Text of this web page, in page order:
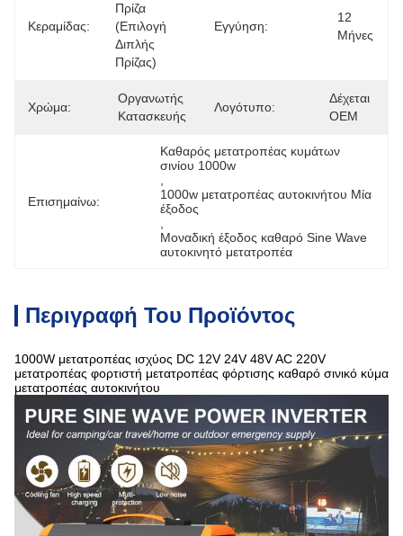
Κεραμίδας:
Πρίζα
(επιλογή
Διπλής
Πρίζας)
Εγγύηση:
12
Μήνες
Χρώμα:
Οργανωτής
Κατασκευής
Λογότυπο:
Δέχεται
OEM
Επισημαίνω:
Καθαρός μετατροπέας κυμάτων
σινίου 1000w
1000w μετατροπέας αυτοκινήτου Μία
έξοδος
Μοναδική έξοδος καθαρό Sine Wave
αυτοκινητό μετατροπέα
Περιγραφή Του Προϊόντος
1000W μετατροπέας ισχύος DC 12V 24V 48V AC 220V
μετατροπέας φορτιστή μετατροπέας φόρτισης καθαρό σινικό κύμα
μετατροπέας αυτοκινήτου